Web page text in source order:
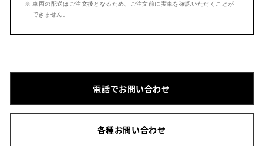
※ 車両の配送はご注文後となるため、ご注文前に実車を確認いただくことが
できません。
電話でお問い合わせ
各種お問い合わせ